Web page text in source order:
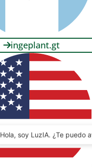
ingeplant.gt
Hola, soy LuzIA. ¿Te puedo